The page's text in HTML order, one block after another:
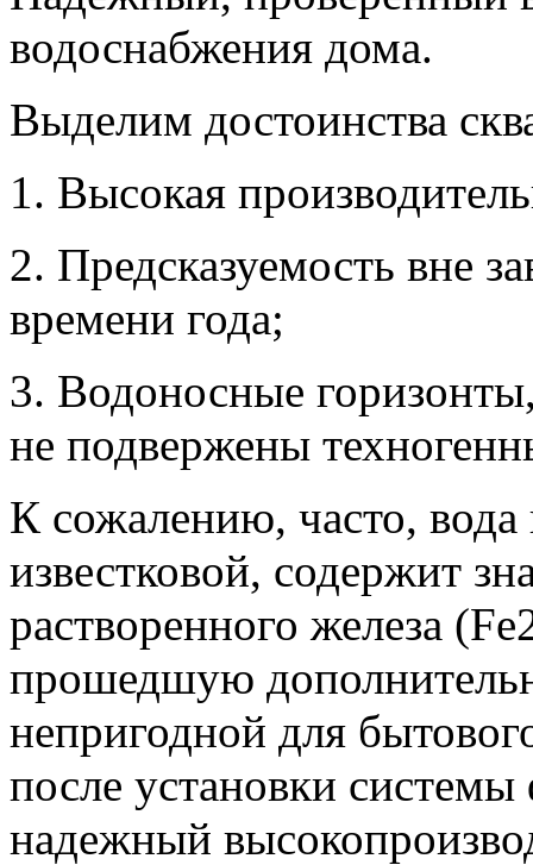
водоснабжения дома.
Выделим достоинства
1. Высокая
2. Предсказуемость вне
времени года;
3. Водоносные
не подвержены
К сожалению, часто,
известковой, содержит
растворенного железа
прошедшую
непригодной для
после установки
надежный